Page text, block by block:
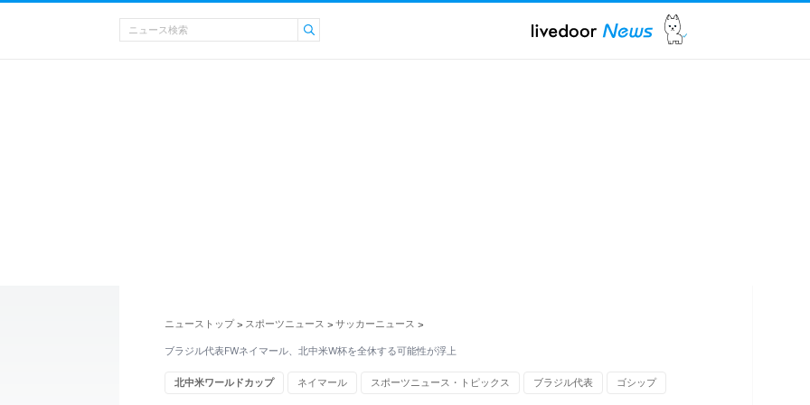
ニューストップ > スポーツニュース > サッカーニュース >
ブラジル代表FWネイマール、北中米W杯を全休する可能性が浮上
北中米ワールドカップ ネイマール スポーツニュース・トピックス ブラジル代表 ゴシップ